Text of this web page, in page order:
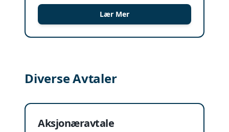
Lær Mer
Diverse Avtaler
Aksjonæravtale